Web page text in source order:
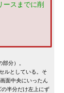
スまでに削
分）。
ルとしている。そ
面中央にいったん
半分だけ左上にず